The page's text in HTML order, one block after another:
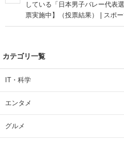
している「日本男子バレー代表
票実施中】（投票結果） | スポ
カテゴリ一覧
IT・科学
エンタメ
グルメ